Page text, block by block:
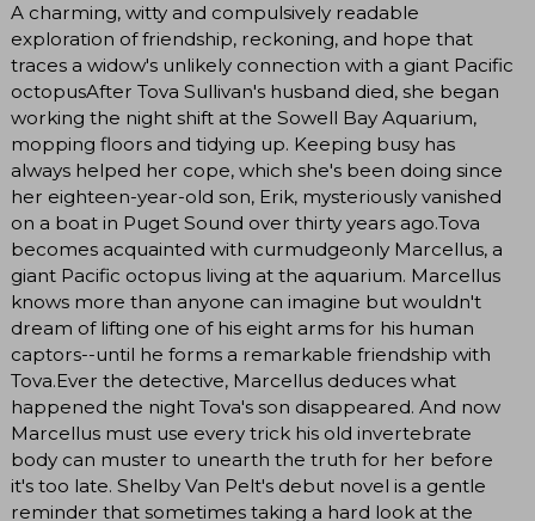
A charming, witty and compulsively readable
exploration of friendship, reckoning, and hope that
traces a widow's unlikely connection with a giant Pacific
octopusAfter Tova Sullivan's husband died, she began
working the night shift at the Sowell Bay Aquarium,
mopping floors and tidying up. Keeping busy has
always helped her cope, which she's been doing since
her eighteen-year-old son, Erik, mysteriously vanished
on a boat in Puget Sound over thirty years ago.Tova
becomes acquainted with curmudgeonly Marcellus, a
giant Pacific octopus living at the aquarium. Marcellus
knows more than anyone can imagine but wouldn't
dream of lifting one of his eight arms for his human
captors--until he forms a remarkable friendship with
Tova.Ever the detective, Marcellus deduces what
happened the night Tova's son disappeared. And now
Marcellus must use every trick his old invertebrate
body can muster to unearth the truth for her before
it's too late. Shelby Van Pelt's debut novel is a gentle
reminder that sometimes taking a hard look at the